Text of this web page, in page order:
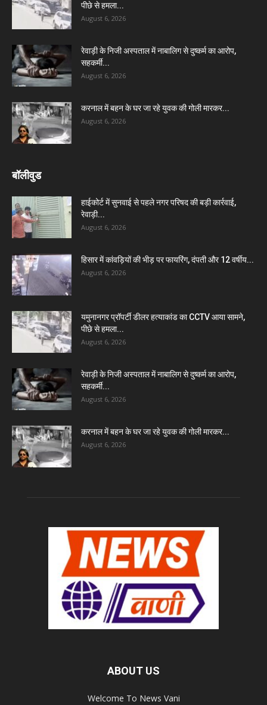
पीछे से हमला...
August 6, 2026
रेवाड़ी के निजी अस्पताल में नाबालिग से दुष्कर्म का आरोप,
सहकर्मी...
August 6, 2026
करनाल में बहन के घर जा रहे युवक की गोली मारकर...
August 6, 2026
बॉलीवुड
हाईकोर्ट में सुनवाई से पहले नगर परिषद की बड़ी कार्रवाई,
रेवाड़ी...
August 6, 2026
हिसार में कांवड़ियों की भीड़ पर फायरिंग, दंपती और 12 वर्षीय...
August 6, 2026
यमुनानगर प्रॉपर्टी डीलर हत्याकांड का CCTV आया सामने,
पीछे से हमला...
August 6, 2026
रेवाड़ी के निजी अस्पताल में नाबालिग से दुष्कर्म का आरोप,
सहकर्मी...
August 6, 2026
करनाल में बहन के घर जा रहे युवक की गोली मारकर...
August 6, 2026
ABOUT US
Welcome To News Vani